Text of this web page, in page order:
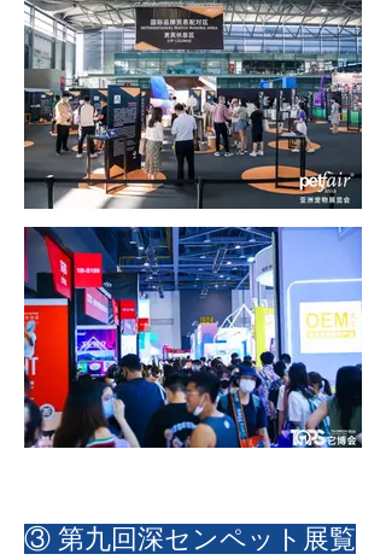
③ 第九回深センペット展覧